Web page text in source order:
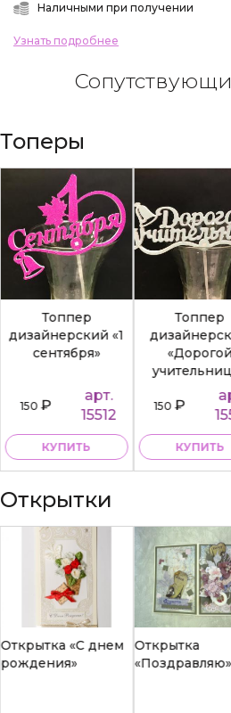
Наличными при получении
Узнать подробнее
Топеры
Топпер
дизайнерский «1
сентября»
150₽
арт.
15512
КУПИТЬ
Топпер
«Дорогой
150₽
КУПИТЬ
Открытки
Открытка «С днем
рождения»
Открытка
«Поздравляю»